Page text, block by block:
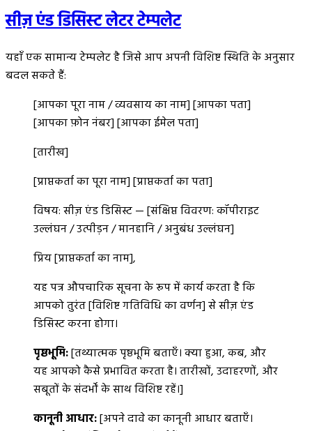
सीज़ एंड डिसिस्ट लेटर टेम्पलेट
यहाँ एक सामान्य टेम्पलेट है जिसे आप अपनी विशिष्ट स्थिति के अनुसार
बदल सकते हैं:
[आपका पूरा नाम / व्यवसाय का नाम] [आपका पता]
[आपका फ़ोन नंबर] [आपका ईमेल पता]
[तारीख]
[प्राप्तकर्ता का पूरा नाम] [प्राप्तकर्ता का पता]
विषय: सीज़ एंड डिसिस्ट — [संक्षिप्त विवरण: कॉपीराइट
उल्लंघन / उत्पीड़न / मानहानि / अनुबंध उल्लंघन]
प्रिय [प्राप्तकर्ता का नाम],
यह पत्र औपचारिक सूचना के रूप में कार्य करता है कि
आपको तुरंत [विशिष्ट गतिविधि का वर्णन] से सीज़ एंड
डिसिस्ट करना होगा।
पृष्ठभूमि:[तथ्यात्मक पृष्ठभूमि बताएँ। क्या हुआ, कब, और
यह आपको कैसे प्रभावित करता है। तारीखों, उदाहरणों, और
सबूतों के संदर्भों के साथ विशिष्ट रहें।]
कानूनी आधार:[अपने दावे का कानूनी आधार बताएँ।